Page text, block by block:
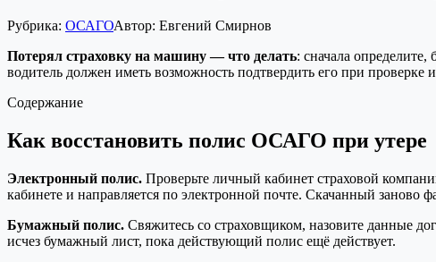
Рубрика: ОСАГОАвтор: Евгений Смирнов
Потерял страховку на машину — что делать: сначала
водитель должен иметь возможность подтвердить его при
Содержание
Как восстановить полис ОСАГО при утере
Электронный полис. Проверьте личный кабинет страховой
кабинете и направляется по электронной почте. Скачанный заново
Бумажный полис. Свяжитесь со страховщиком, назовите данные
исчез бумажный лист, пока действующий полис ещё действует.